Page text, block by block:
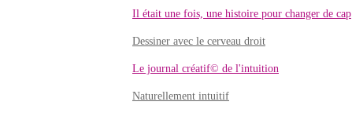
Il était une fois, une histoire pour changer de cap
Dessiner avec le cerveau droit
Le journal créatif© de l'intuition
Naturellement intuitif